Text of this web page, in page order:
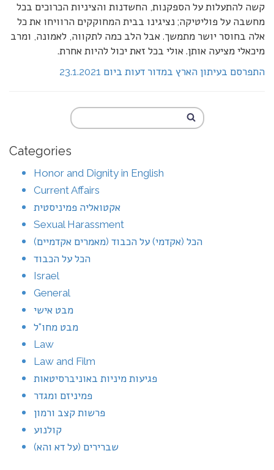
קשה להתעלות על הספקנות, החשדנות והציניות הכרוכים בכל
מחשבה על פוליטיקה; נציגינו בבית המחוקקים הרוויחו את כל
אלה בחוסר יושר מתמשך. אבל הלב כמה לתקווה, לאמונה, ומרב
מיכאלי מציעה אותן. אולי בכל זאת יכול להיות אחרת.
התפרסם בעיתון הארץ במדור דעות ביום 23.1.2021
Categories
Honor and Dignity in English
Current Affairs
אקטואליה פמיניסטית
Sexual Harassment
הכל (אקדמי) על הכבוד (מאמרים אקדמיים)
הכל על הכבוד
Israel
General
מבט אישי
מבט מחו"ל
Law
Law and Film
פגיעות מיניות באוניברסיטאות
פמיניזם ומגדר
פרשות קצב ורמון
קולנוע
שברירים (על דא והא)